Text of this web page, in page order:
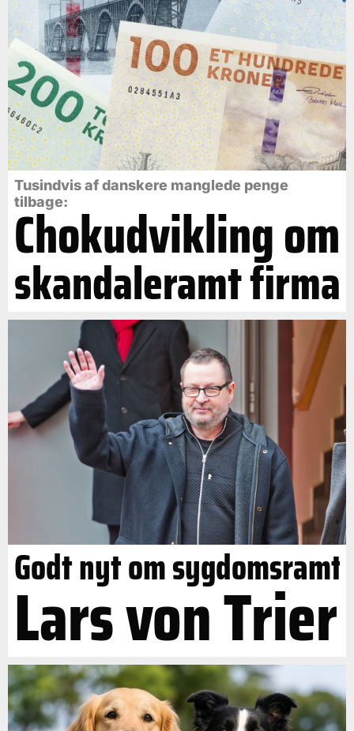
Tusindvis af danskere manglede penge
tilbage:
Chokudvikling om
skandaleramt firma
Godt nyt om sygdomsramt
Lars von Trier